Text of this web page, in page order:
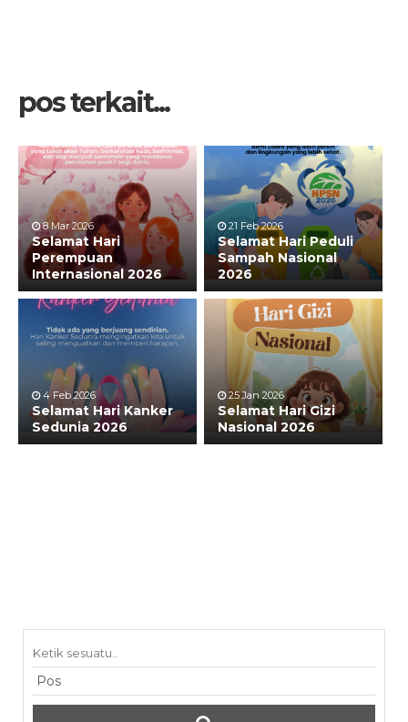
pos terkait...
8 Mar 2026
Selamat Hari
Perempuan
Internasional 2026
21 Feb 2026
Selamat Hari Peduli
Sampah Nasional
2026
4 Feb 2026
Selamat Hari Kanker
Sedunia 2026
25 Jan 2026
Selamat Hari Gizi
Nasional 2026